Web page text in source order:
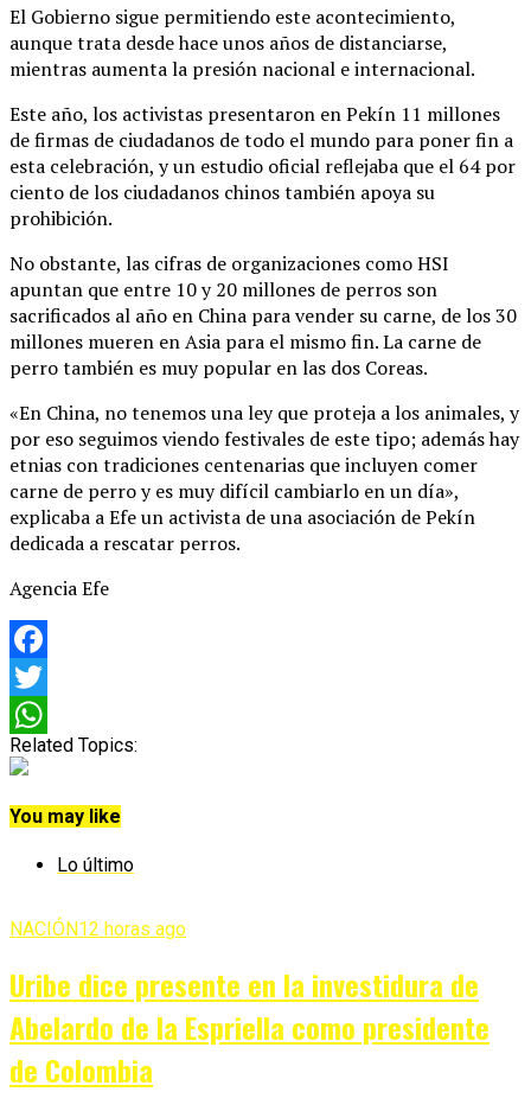
El Gobierno sigue permitiendo este acontecimiento,
aunque trata desde hace unos años de distanciarse,
mientras aumenta la presión nacional e internacional.
Este año, los activistas presentaron en Pekín 11 millones
de firmas de ciudadanos de todo el mundo para poner fin a
esta celebración, y un estudio oficial reflejaba que el 64 por
ciento de los ciudadanos chinos también apoya su
prohibición.
No obstante, las cifras de organizaciones como HSI
apuntan que entre 10 y 20 millones de perros son
sacrificados al año en China para vender su carne, de los 30
millones mueren en Asia para el mismo fin. La carne de
perro también es muy popular en las dos Coreas.
«En China, no tenemos una ley que proteja a los animales, y
por eso seguimos viendo festivales de este tipo; además hay
etnias con tradiciones centenarias que incluyen comer
carne de perro y es muy difícil cambiarlo en un día»,
explicaba a Efe un activista de una asociación de Pekín
dedicada a rescatar perros.
Agencia Efe
Facebook
Twitter
WhatsApp
Related Topics:
You may like
Lo último
NACIÓN12 horas ago
Uribe dice presente en la investidura de
Abelardo de la Espriella como presidente
de Colombia